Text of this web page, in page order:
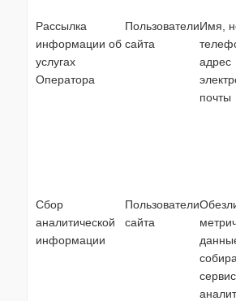
Рассылка
информации об
услугах
Оператора
Пользователи
сайта
Имя,
адрес
почты
Сбор
аналитической
информации
Пользователи
сайта